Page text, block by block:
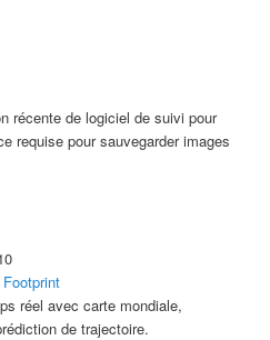
récente de logiciel de suivi pour
requise pour sauvegarder images
réel avec carte mondiale,
de trajectoire.